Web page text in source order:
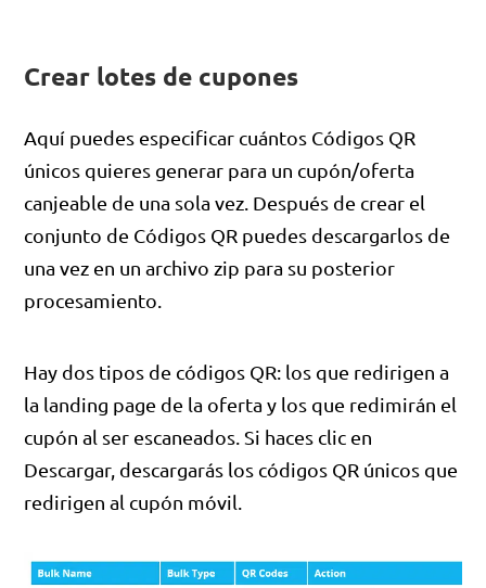
Crear lotes de cupones
Aquí puedes especificar cuántos Códigos QR
únicos quieres generar para un cupón/oferta
canjeable de una sola vez. Después de crear el
conjunto de Códigos QR puedes descargarlos de
una vez en un archivo zip para su posterior
procesamiento.
Hay dos tipos de códigos QR: los que redirigen a
la landing page de la oferta y los que redimirán el
cupón al ser escaneados. Si haces clic en
Descargar, descargarás los códigos QR únicos que
redirigen al cupón móvil.